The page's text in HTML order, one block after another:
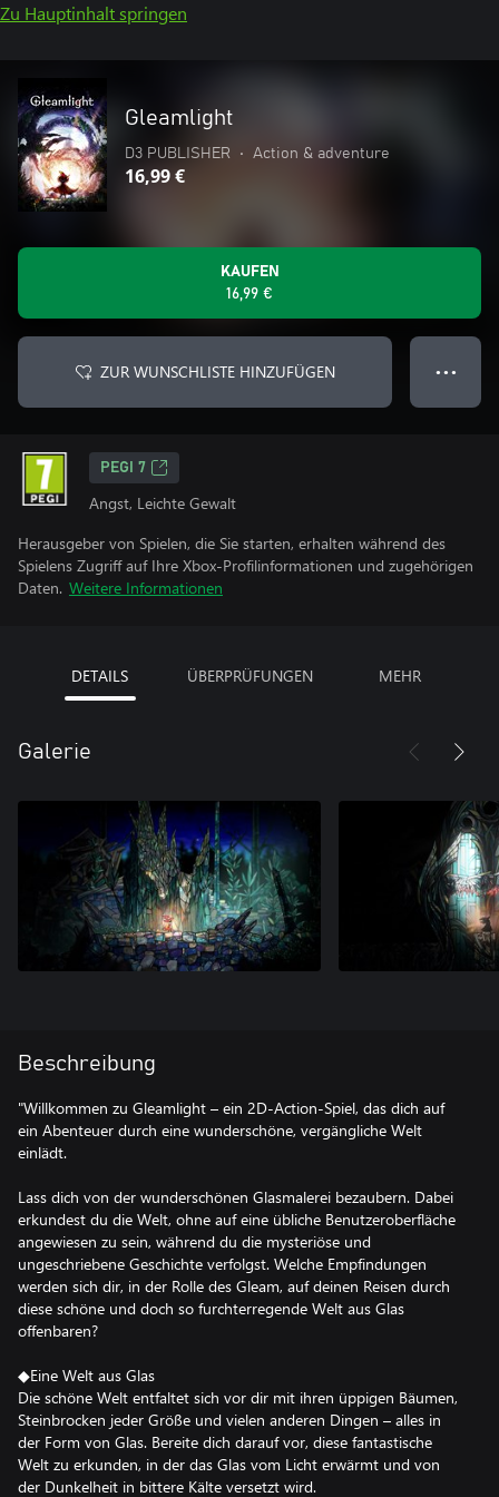
Zu Hauptinhalt springen
Gleamlight
D3 PUBLISHER • Action & adventure
16,99 €
KAUFEN
16,99 €
ZUR WUNSCHLISTE HINZUFÜGEN ● ● ●
PEGI 7
Angst, Leichte Gewalt
Herausgeber von Spielen, die Sie starten, erhalten während des
Spielens Zugriff auf Ihre Xbox-Profilinformationen und zugehörigen
Daten. Weitere Informationen
DETAILS ÜBERPRÜFUNGEN MEHR
Galerie
Beschreibung
"Willkommen zu Gleamlight – ein 2D-Action-Spiel, das dich auf
ein Abenteuer durch eine wunderschöne, vergängliche Welt
einlädt.
Lass dich von der wunderschönen Glasmalerei bezaubern. Dabei
erkundest du die Welt, ohne auf eine übliche Benutzeroberfläche
angewiesen zu sein, während du die mysteriöse und
ungeschriebene Geschichte verfolgst. Welche Empfindungen
werden sich dir, in der Rolle des Gleam, auf deinen Reisen durch
diese schöne und doch so furchterregende Welt aus Glas
offenbaren?
◆Eine Welt aus Glas
Die schöne Welt entfaltet sich vor dir mit ihren üppigen Bäumen,
Steinbrocken jeder Größe und vielen anderen Dingen – alles in
der Form von Glas. Bereite dich darauf vor, diese fantastische
Welt zu erkunden, in der das Glas vom Licht erwärmt und von
der Dunkelheit in bittere Kälte versetzt wird.